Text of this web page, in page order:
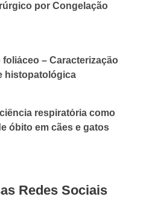
por Congelação
foliáceo – Caracterização
histopatológica
respiratória como
óbito em cães e gatos
Redes Sociais